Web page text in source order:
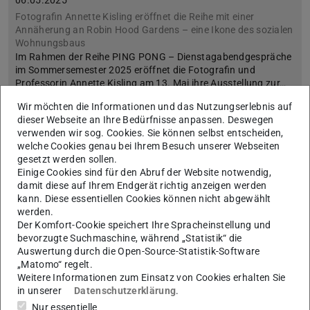
Fotografin Annette Kisling eröffnet die Reihe mit einer
Annäherung an Robin Hood Gardens – eine Ikone des sozialen
Wohnungsbaus
Im Rahmen der Reihe PING PONG – Dienstagabendgespräche
im Sommersemester 2025 eröffnet die Fotografin und
Professorin Annette Kisling am 13. Mai ihre Ausstellung zur…
Symposium
Wir möchten die Informationen und das Nutzungserlebnis auf
dieser Webseite an Ihre Bedürfnisse anpassen. Deswegen
verwenden wir sog. Cookies. Sie können selbst entscheiden,
welche Cookies genau bei Ihrem Besuch unserer Webseiten
gesetzt werden sollen.
Einige Cookies sind für den Abruf der Website notwendig,
damit diese auf Ihrem Endgerät richtig anzeigen werden
kann. Diese essentiellen Cookies können nicht abgewählt
werden.
Der Komfort-Cookie speichert Ihre Spracheinstellung und
bevorzugte Suchmaschine, während „Statistik“ die
Auswertung durch die Open-Source-Statistik-Software
„Matomo“ regelt.
Weitere Informationen zum Einsatz von Cookies erhalten Sie
in unserer
Datenschutzerklärung.
Nur essentielle